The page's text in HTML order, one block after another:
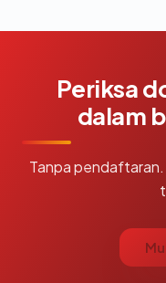
Periksa
dalam
Tanpa